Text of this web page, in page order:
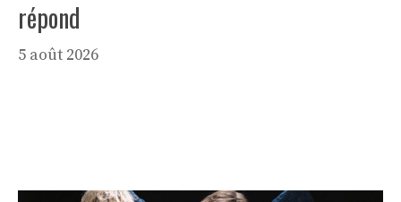
répond
5 août 2026